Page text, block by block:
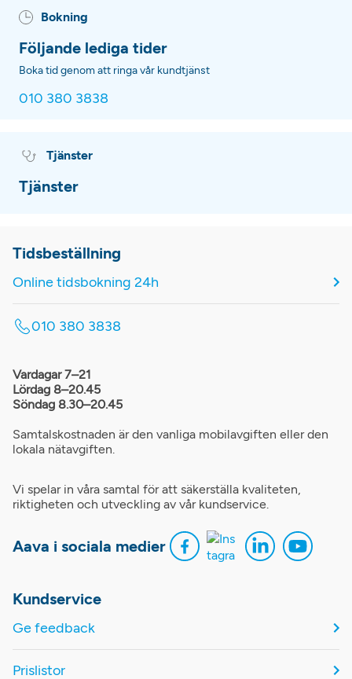
Bokning
Följande lediga tider
Boka tid genom att ringa vår kundtjänst
010 380 3838
Tjänster
Tjänster
Tidsbeställning
Online tidsbokning 24h
010 380 3838
Vardagar 7–21
Lördag 8–20.45
Söndag 8.30–20.45
Samtalskostnaden är den vanliga mobilavgiften eller den
lokala nätavgiften.
Vi spelar in våra samtal för att säkerställa kvaliteten,
riktigheten och utveckling av vår kundservice.
Aava i sociala medier
Kundservice
Ge feedback
Prislistor